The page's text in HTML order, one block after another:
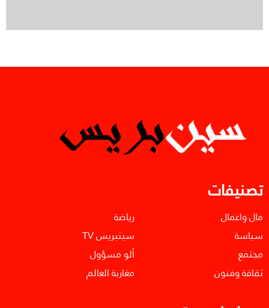
تصنيفات
مال واعمال
سياسة
مجتمع
ثقافة وفنون
رياضة
سينبريس TV
ألو مسؤول
مغاربة العالم